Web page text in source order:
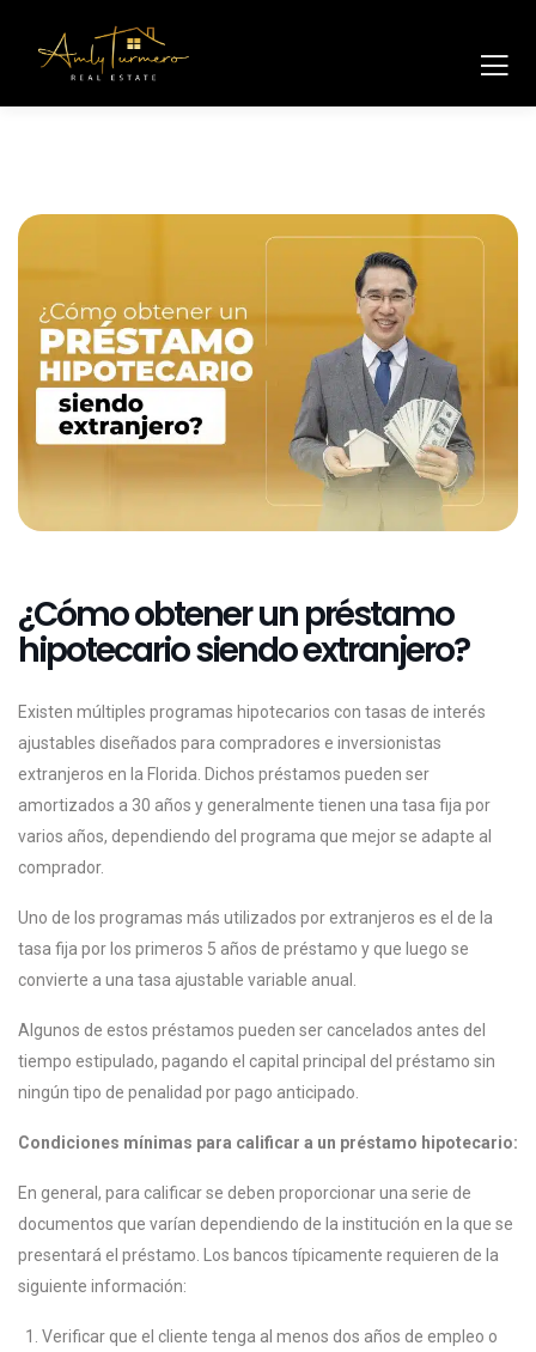
¿Cómo obtener un préstamo
hipotecario siendo extranjero?
Existen múltiples programas hipotecarios con tasas de interés
ajustables diseñados para compradores e inversionistas
extranjeros en la Florida. Dichos préstamos pueden ser
amortizados a 30 años y generalmente tienen una tasa fija por
varios años, dependiendo del programa que mejor se adapte al
comprador.
Uno de los programas más utilizados por extranjeros es el de la
tasa fija por los primeros 5 años de préstamo y que luego se
convierte a una tasa ajustable variable anual.
Algunos de estos préstamos pueden ser cancelados antes del
tiempo estipulado, pagando el capital principal del préstamo sin
ningún tipo de penalidad por pago anticipado.
Condiciones mínimas para calificar a un préstamo hipotecario:
En general, para calificar se deben proporcionar una serie de
documentos que varían dependiendo de la institución en la que se
presentará el préstamo. Los bancos típicamente requieren de la
siguiente información:
Verificar que el cliente tenga al menos dos años de empleo o